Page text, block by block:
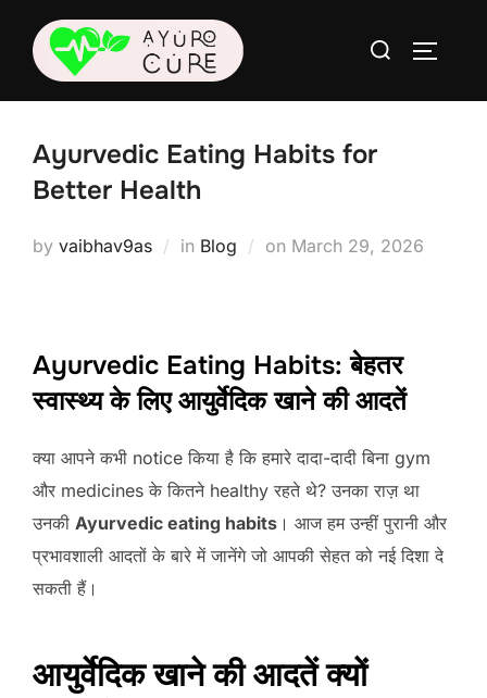
content
Search
Ayurvedic Eating Habits for
Better Health
by vaibhav9as in Blog on Posted
March 29, 2026
Ayurvedic Eating Habits: बेहतर
स्वास्थ्य के लिए आयुर्वेदिक खाने की आदतें
क्या आपने कभी notice किया है कि हमारे दादा-दादी बिना gym
और medicines के कितने healthy रहते थे? उनका राज़ था
उनकी Ayurvedic eating habits । आज हम उन्हीं पुरानी और
प्रभावशाली आदतों के बारे में जानेंगे जो आपकी सेहत को नई दिशा दे
सकती हैं।
आयुर्वेदिक खाने की आदतें क्यों